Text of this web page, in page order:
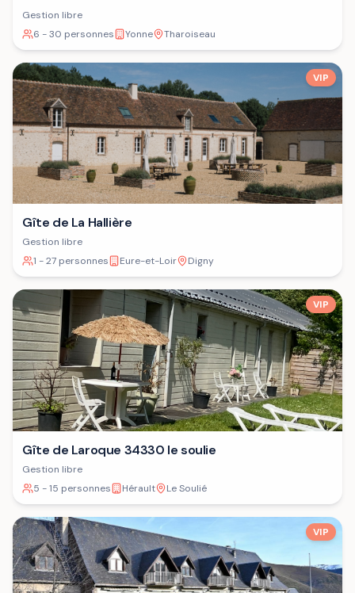
Gestion libre
6 - 30 personnes
Yonne Tharoiseau
VIP
Gîte de La Hallière
Gestion libre
1 - 27 personnes
Eure-et-Loir Digny
VIP
Gîte de Laroque 34330 le soulie
Gestion libre
5 - 15 personnes
Hérault Le Soulié
VIP